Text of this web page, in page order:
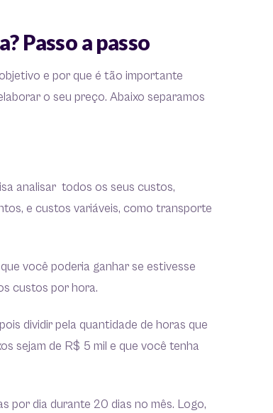
Passo a passo
e por que é tão importante
o seu preço. Abaixo separamos
analisar todos os seus custos,
e custos variáveis, como transporte
você poderia ganhar se estivesse
custos por hora.
dividir pela quantidade de horas que
sejam de R$ 5 mil e que você tenha
por dia durante 20 dias no mês. Logo,